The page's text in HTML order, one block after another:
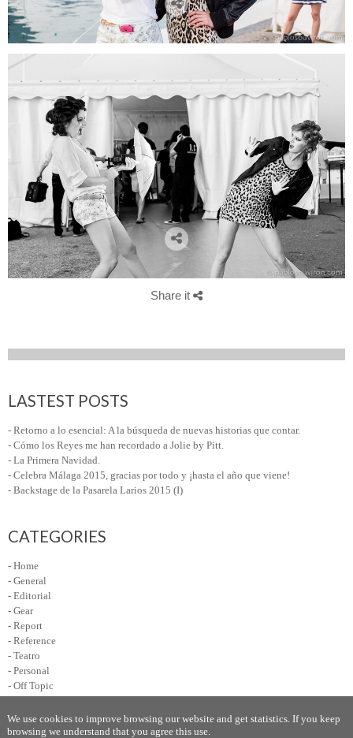
Share it
LASTEST POSTS
- Retorno a lo esencial: A la búsqueda de nuevas historias que contar.
- Cómo los Reyes me han recordado a Jolie by Pitt.
- La Primera Navidad.
- Celebra Málaga 2015, gracias por todo y ¡hasta el año que viene!
- Backstage de la Pasarela Larios 2015 (I)
CATEGORIES
- Home
- General
- Editorial
- Gear
- Report
- Reference
- Teatro
- Personal
- Off Topic
We use cookies to improve browsing our website and get statistics. If you keep
browsing we understand that you agree this use.